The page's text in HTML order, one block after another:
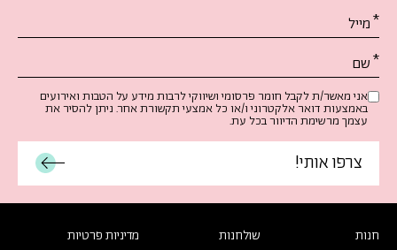
אנא
מלאו
את
טופס
-
הרשמו
לעדכונים
אני מאשר/ת לקבל חומר פרסומי ושיווקי לרבות מידע על הטבות ואירועים
באמצעות דואר אלקטרוני ו/או כל אמצעי תקשורת אחר. ניתן להסיר את
עצמך מרשימת הדיוור בכל עת.
חנות שולחנות מדיניות פרטיות